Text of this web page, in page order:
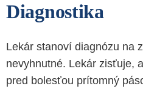
Diagnostika
Lekár stanoví diagnózu na
nevyhnutné. Lekár zisťuje,
pred bolesťou prítomný